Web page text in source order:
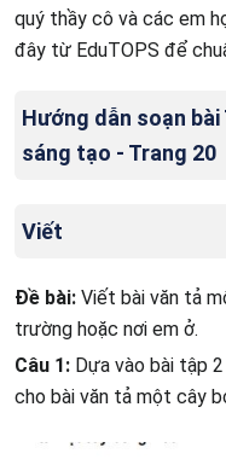
quý thầy cô và các em
đây từ EduTOPS để
Hướng dẫn soạn
sáng tạo - Trang 20
Viết
Đề bài: Viết bài văn tả
trường hoặc nơi em ở.
Câu 1: Dựa vào bài tập
cho bài văn tả một cây